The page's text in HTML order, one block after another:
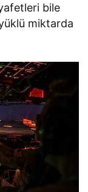
bile
miktarda